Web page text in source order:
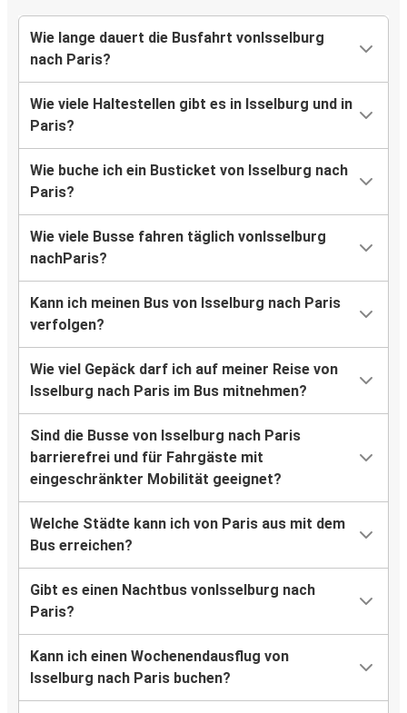
Wie lange dauert die Busfahrt vonIsselburg
nach Paris?
Wie viele Haltestellen gibt es in Isselburg und in
Paris?
Wie buche ich ein Busticket von Isselburg nach
Paris?
Wie viele Busse fahren täglich vonIsselburg
nachParis?
Kann ich meinen Bus von Isselburg nach Paris
verfolgen?
Wie viel Gepäck darf ich auf meiner Reise von
Isselburg nach Paris im Bus mitnehmen?
Sind die Busse von Isselburg nach Paris
barrierefrei und für Fahrgäste mit
eingeschränkter Mobilität geeignet?
Welche Städte kann ich von Paris aus mit dem
Bus erreichen?
Gibt es einen Nachtbus vonIsselburg nach
Paris?
Kann ich einen Wochenendausflug von
Isselburg nach Paris buchen?